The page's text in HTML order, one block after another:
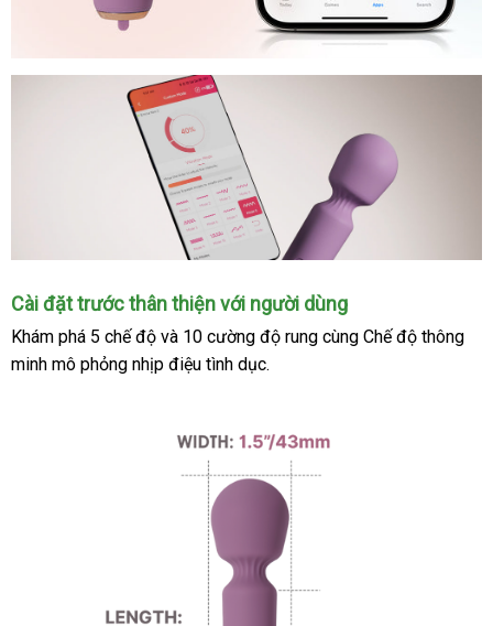
Cài đặt trước thân thiệntham
khảo
với người dùng
Khám phá 5 chế độ phân
phối
và 10 cường độ rung cùng Chế độ thông
minh mô phỏng nhịp điệu tình dục.